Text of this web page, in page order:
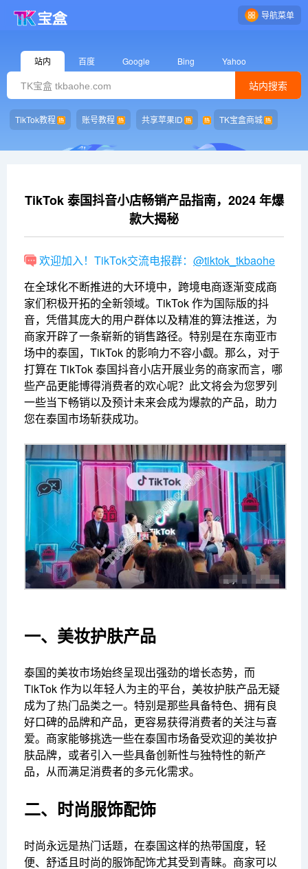
导航菜单
站内 百度 Google Bing Yahoo
站内搜索
TikTok教程 账号教程 共享苹果ID TK宝盒商城
TikTok 泰国抖音小店畅销产品指南，2024 年爆
款大揭秘
欢迎加入！TikTok交流电报群： @tiktok_tkbaohe
在全球化不断推进的大环境中，跨境电商逐渐变成商
家们积极开拓的全新领域。TikTok 作为国际版的抖
音，凭借其庞大的用户群体以及精准的算法推送，为
商家开辟了一条崭新的销售路径。特别是在东南亚市
场中的泰国，TikTok 的影响力不容小觑。那么，对于
打算在 TikTok 泰国抖音小店开展业务的商家而言，哪
些产品更能博得消费者的欢心呢？此文将会为您罗列
一些当下畅销以及预计未来会成为爆款的产品，助力
您在泰国市场斩获成功。
一、美妆护肤产品
泰国的美妆市场始终呈现出强劲的增长态势，而
TikTok 作为以年轻人为主的平台，美妆护肤产品无疑
成为了热门品类之一。特别是那些具备特色、拥有良
好口碑的品牌和产品，更容易获得消费者的关注与喜
爱。商家能够挑选一些在泰国市场备受欢迎的美妆护
肤品牌，或者引入一些具备创新性与独特性的新产
品，从而满足消费者的多元化需求。
二、时尚服饰配饰
时尚永远是热门话题，在泰国这样的热带国度，轻
便、舒适且时尚的服饰配饰尤其受到青睐。商家可以